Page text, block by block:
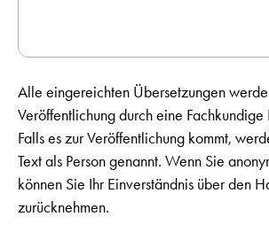
Alle eingereichten Übersetzungen
Veröffentlichung durch eine Fachkundige
Falls es zur Veröffentlichung kommt,
Text als Person genannt. Wenn Sie
können Sie Ihr Einverständnis über den
zurücknehmen.